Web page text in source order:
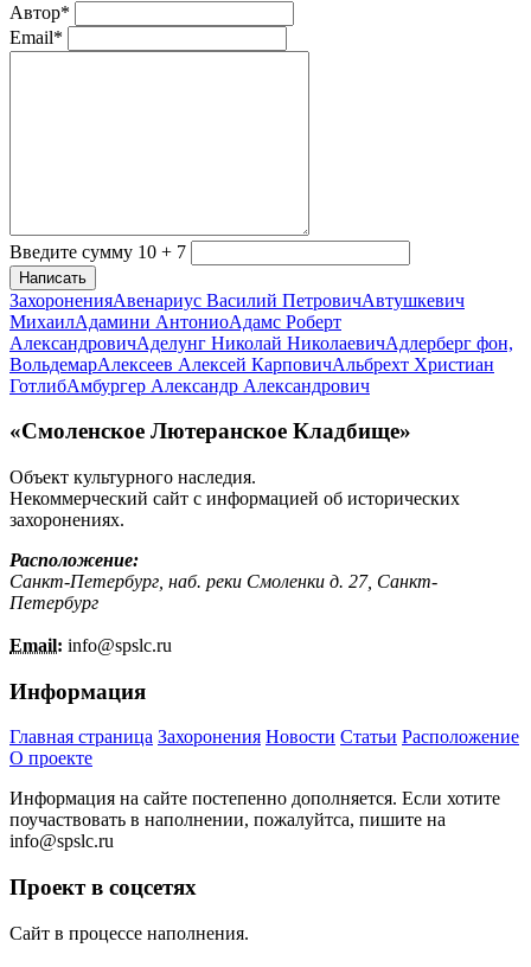
Автор*
Email*
Введите сумму 10 + 7
Написать
ЗахороненияАвенариус Василий ПетровичАвтушкевич
МихаилАдамини АнтониоАдамс Роберт
АлександровичАделунг Николай НиколаевичАдлерберг фон,
ВольдемарАлексеев Алексей КарповичАльбрехт Христиан
ГотлибАмбургер Александр Александрович
«Смоленское Лютеранское Кладбище»
Объект культурного наследия.
Некоммерческий сайт с информацией об исторических
захоронениях.
Расположение:
Санкт-Петербург, наб. реки Смоленки д. 27, Санкт-
Петербург
Email: info@spslc.ru
Информация
Главная страница Захоронения Новости Статьи Расположение
О проекте
Информация на сайте постепенно дополняется. Если хотите
поучаствовать в наполнении, пожалуйтса, пишите на
info@spslc.ru
Проект в соцсетях
Сайт в процессе наполнения.